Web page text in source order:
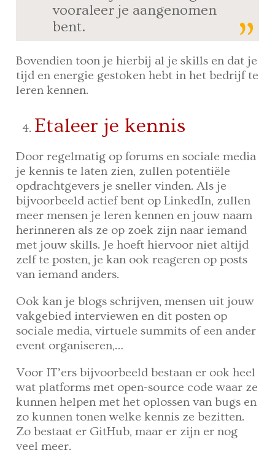
vooraleer je aangenomen
bent.
Bovendien toon je hierbij al je skills en dat je
tijd en energie gestoken hebt in het bedrijf te
leren kennen.
Etaleer je kennis
Door regelmatig op forums en sociale media
je kennis te laten zien, zullen potentiële
opdrachtgevers je sneller vinden. Als je
bijvoorbeeld actief bent op LinkedIn, zullen
meer mensen je leren kennen en jouw naam
herinneren als ze op zoek zijn naar iemand
met jouw skills. Je hoeft hiervoor niet altijd
zelf te posten, je kan ook reageren op posts
van iemand anders.
Ook kan je blogs schrijven, mensen uit jouw
vakgebied interviewen en dit posten op
sociale media, virtuele summits of een ander
event organiseren,…
Voor IT’ers bijvoorbeeld bestaan er ook heel
wat platforms met open-source code waar ze
kunnen helpen met het oplossen van bugs en
zo kunnen tonen welke kennis ze bezitten.
Zo bestaat er GitHub, maar er zijn er nog
veel meer.